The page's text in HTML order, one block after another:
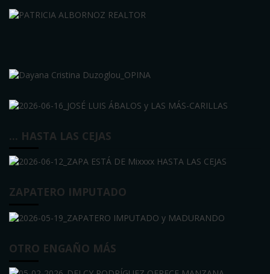
… HASTA LAS CEJAS
ZAPATERO IMPUTADO
OTRO ENGAÑO MÁS